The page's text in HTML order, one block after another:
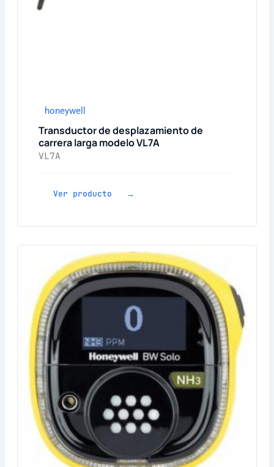
honeywell
Transductor de desplazamiento de
carrera larga modelo VL7A
VL7A
Ver producto →